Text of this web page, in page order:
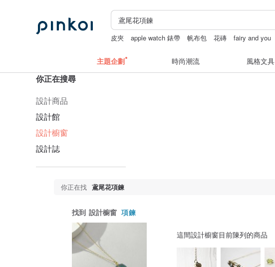
皮夾 apple watch 錶帶 帆布包 花磚 fairy and you
主題企劃 時尚潮流 風格文具
你正在搜尋
設計商品
設計館
設計櫥窗
設計誌
你正在找 鳶尾花項鍊
找到 設計櫥窗 項鍊
這間設計櫥窗目前陳列的商品